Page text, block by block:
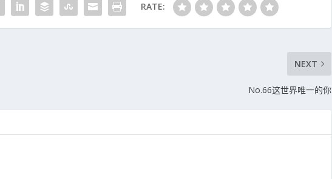
RATE:
NEXT
No.66这世界唯一的你